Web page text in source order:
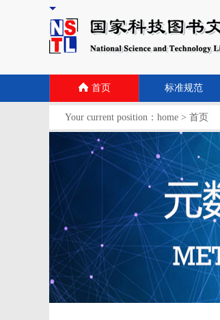
首页 标准规范
Your current position： home > 首页